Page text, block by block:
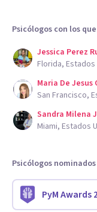
Psicólogos con los
Jessica Perez
Florida,
Maria De
San Francisco,
Sandra Milena
Miami, Estados
Psicólogos
PyM Awards